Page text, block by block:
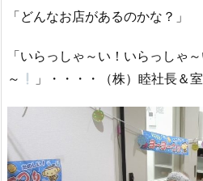
「どんなお店があるのかな？」
「いらっしゃ～い！いらっしゃ
～
」・・・・（株）睦社長＆